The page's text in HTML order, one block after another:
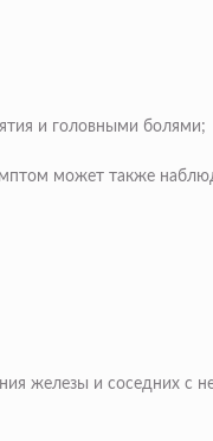
и головными болями;
может также
железы и соседних с